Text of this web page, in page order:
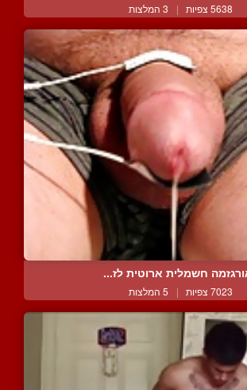
5638 צפיות | 3 המלצות
חשמלית ארוטית לז...
7023 צפיות | 5 המלצות